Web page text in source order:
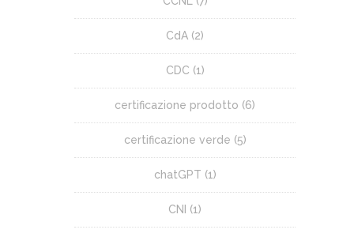
CdA (2)
CDC (1)
certificazione prodotto (6)
certificazione verde (5)
chatGPT (1)
CNI (1)